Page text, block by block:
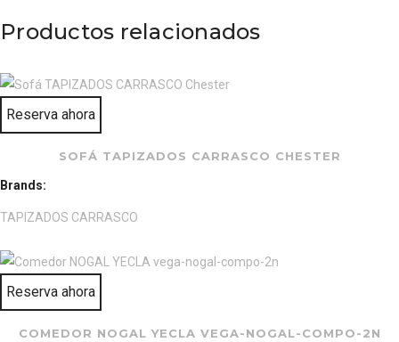
Productos relacionados
Reserva ahora
SOFÁ TAPIZADOS CARRASCO CHESTER
Brands:
TAPIZADOS CARRASCO
Reserva ahora
COMEDOR NOGAL YECLA VEGA-NOGAL-COMPO-2N